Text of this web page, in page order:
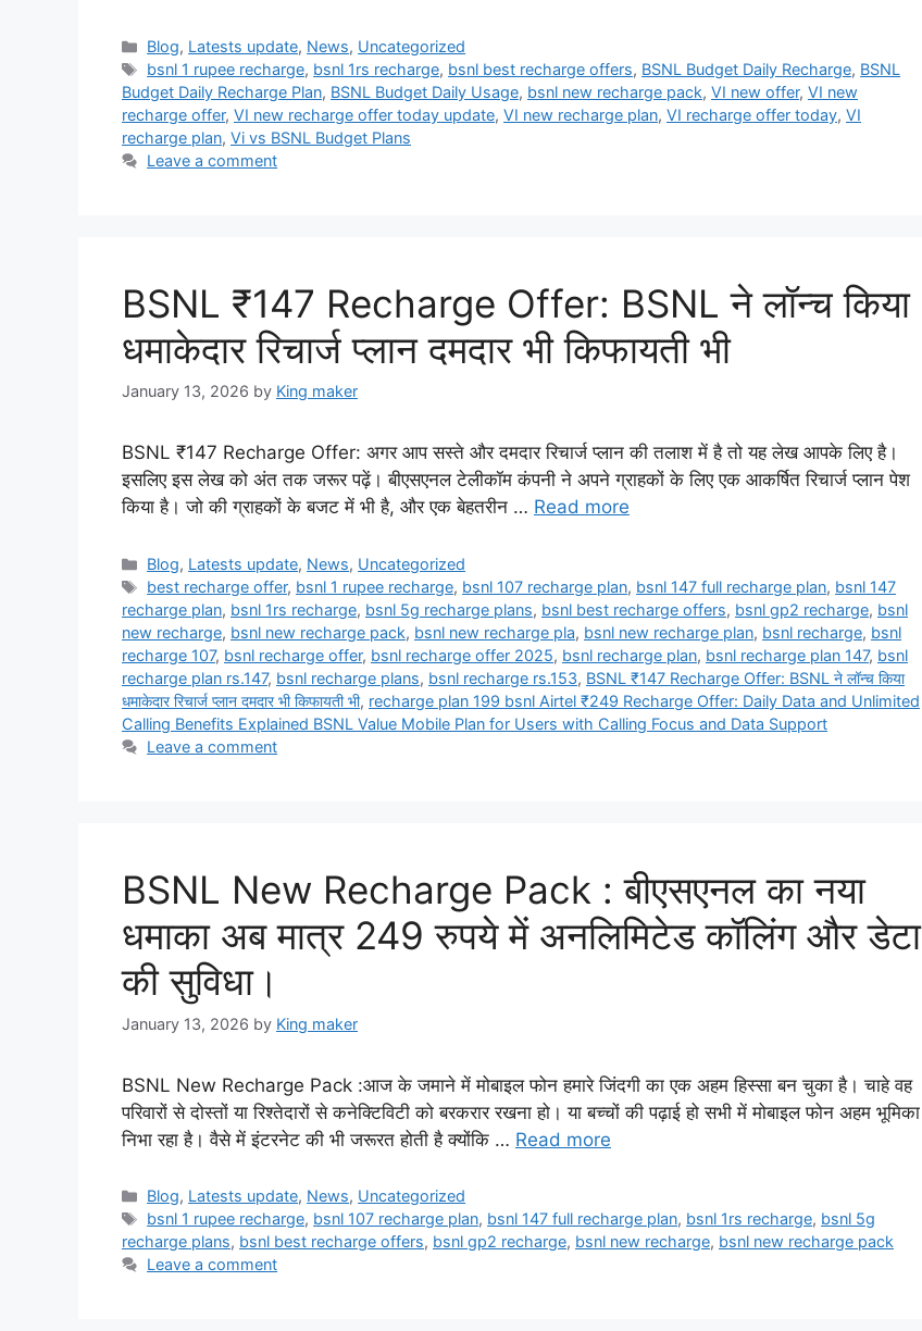
Categories
Blog, Latests update, News, Uncategorized
Tags
bsnl 1 rupee recharge, bsnl 1rs recharge, bsnl best recharge offers, BSNL Budget Daily Recharge, BSNL
Budget Daily Recharge Plan, BSNL Budget Daily Usage, bsnl new recharge pack, VI new offer, VI new
recharge offer, VI new recharge offer today update, VI new recharge plan, VI recharge offer today, VI
recharge plan, Vi vs BSNL Budget Plans
Leave a comment
BSNL ₹147 Recharge Offer: BSNL ने लॉन्च किया
धमाकेदार रिचार्ज प्लान दमदार भी किफायती भी
January 13, 2026 by King maker
BSNL ₹147 Recharge Offer: अगर आप सस्ते और दमदार रिचार्ज प्लान की तलाश में है तो यह लेख आपके लिए है।
इसलिए इस लेख को अंत तक जरूर पढ़ें। बीएसएनल टेलीकॉम कंपनी ने अपने ग्राहकों के लिए एक आकर्षित रिचार्ज प्लान पेश
किया है। जो की ग्राहकों के बजट में भी है, और एक बेहतरीन … Read more
Categories
Blog, Latests update, News, Uncategorized
Tags
best recharge offer, bsnl 1 rupee recharge, bsnl 107 recharge plan, bsnl 147 full recharge plan, bsnl 147
recharge plan, bsnl 1rs recharge, bsnl 5g recharge plans, bsnl best recharge offers, bsnl gp2 recharge, bsnl
new recharge, bsnl new recharge pack, bsnl new recharge pla, bsnl new recharge plan, bsnl recharge, bsnl
recharge 107, bsnl recharge offer, bsnl recharge offer 2025, bsnl recharge plan, bsnl recharge plan 147, bsnl
recharge plan rs.147, bsnl recharge plans, bsnl recharge rs.153, BSNL ₹147 Recharge Offer: BSNL ने लॉन्च किया
धमाकेदार रिचार्ज प्लान दमदार भी किफायती भी, recharge plan 199 bsnl Airtel ₹249 Recharge Offer: Daily Data and Unlimited
Calling Benefits Explained BSNL Value Mobile Plan for Users with Calling Focus and Data Support
Leave a comment
BSNL New Recharge Pack : बीएसएनल का नया
धमाका अब मात्र 249 रुपये में अनलिमिटेड कॉलिंग और डेटा
की सुविधा।
January 13, 2026 by King maker
BSNL New Recharge Pack :आज के जमाने में मोबाइल फोन हमारे जिंदगी का एक अहम हिस्सा बन चुका है। चाहे वह
परिवारों से दोस्तों या रिश्तेदारों से कनेक्टिविटी को बरकरार रखना हो। या बच्चों की पढ़ाई हो सभी में मोबाइल फोन अहम भूमिका
निभा रहा है। वैसे में इंटरनेट की भी जरूरत होती है क्योंकि … Read more
Categories
Blog, Latests update, News, Uncategorized
Tags
bsnl 1 rupee recharge, bsnl 107 recharge plan, bsnl 147 full recharge plan, bsnl 1rs recharge, bsnl 5g
recharge plans, bsnl best recharge offers, bsnl gp2 recharge, bsnl new recharge, bsnl new recharge pack
Leave a comment